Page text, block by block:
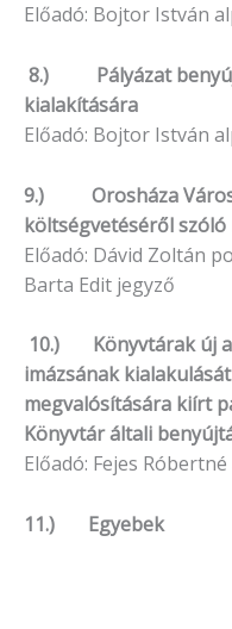
Előadó: Bojtor István
8.) Pályázat
kialakítására
Előadó: Bojtor István
9.) Orosháza Város
költségvetéséről
Előadó: Dávid Zoltán
Barta Edit jegyző
10.) Könyvtárak új
imázsának
megvalósítására kiírt
Könyvtár általi
Előadó: Fejes
11.) Egyebek